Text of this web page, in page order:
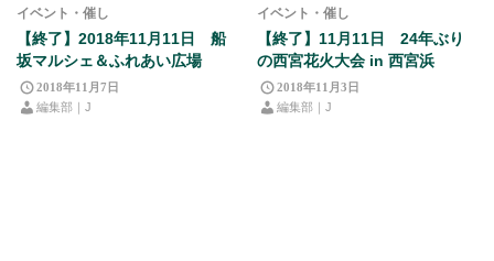
イベント・催し
【終了】2018年11月11日 船
坂マルシェ＆ふれあい広場
2018年11月7日
編集部｜J
イベント・催し
【終了】11月11日 24年ぶり
の西宮花火大会 in 西宮浜
2018年11月3日
編集部｜J